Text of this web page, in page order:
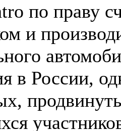
по праву
и
в России,